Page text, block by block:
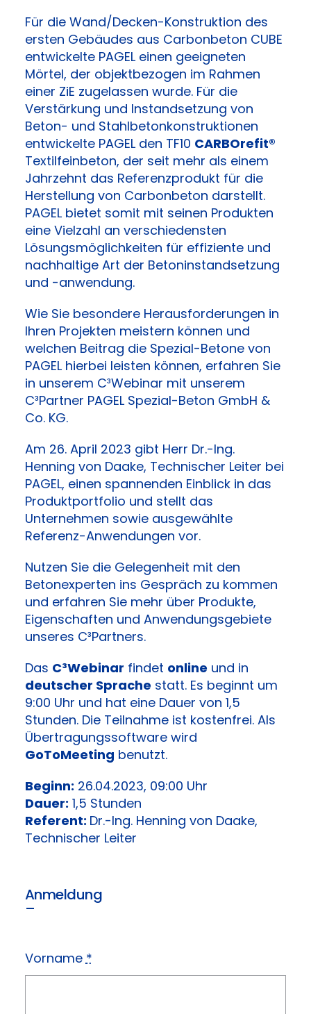
Für die Wand/Decken-Konstruktion des
ersten Gebäudes aus Carbonbeton CUBE
entwickelte PAGEL einen geeigneten
Mörtel, der objektbezogen im Rahmen
einer ZiE zugelassen wurde. Für die
Verstärkung und Instandsetzung von
Beton- und Stahlbetonkonstruktionen
entwickelte PAGEL den TF10 CARBOrefit®
Textilfeinbeton, der seit mehr als einem
Jahrzehnt das Referenzprodukt für die
Herstellung von Carbonbeton darstellt.
PAGEL bietet somit mit seinen Produkten
eine Vielzahl an verschiedensten
Lösungsmöglichkeiten für effiziente und
nachhaltige Art der Betoninstandsetzung
und -anwendung.
Wie Sie besondere Herausforderungen in
Ihren Projekten meistern können und
welchen Beitrag die Spezial-Betone von
PAGEL hierbei leisten können, erfahren Sie
in unserem C³Webinar mit unserem
C³Partner PAGEL Spezial-Beton GmbH &
Co. KG.
Am 26. April 2023 gibt Herr Dr.-Ing.
Henning von Daake, Technischer Leiter bei
PAGEL, einen spannenden Einblick in das
Produktportfolio und stellt das
Unternehmen sowie ausgewählte
Referenz-Anwendungen vor.
Nutzen Sie die Gelegenheit mit den
Betonexperten ins Gespräch zu kommen
und erfahren Sie mehr über Produkte,
Eigenschaften und Anwendungsgebiete
unseres C³Partners.
Das C³Webinar findet online und in
deutscher Sprache statt. Es beginnt um
9:00 Uhr und hat eine Dauer von 1,5
Stunden. Die Teilnahme ist kostenfrei. Als
Übertragungssoftware wird
GoToMeeting benutzt.
Beginn: 26.04.2023, 09:00 Uhr
Dauer: 1,5 Stunden
Referent: Dr.-Ing. Henning von Daake,
Technischer Leiter
Anmeldung
–
Vorname *